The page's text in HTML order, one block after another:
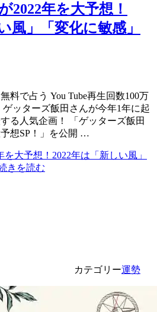
2022年を大予想！
風」「変化に敏感」
料で占う You Tube再生回数100万
ッターズ飯田さんが今年1年に起
る人気企画！ 「ゲッターズ飯田
想SP！」を公開 …
大予想！2022年は「新しい風」
きを読む
カテゴリー運勢